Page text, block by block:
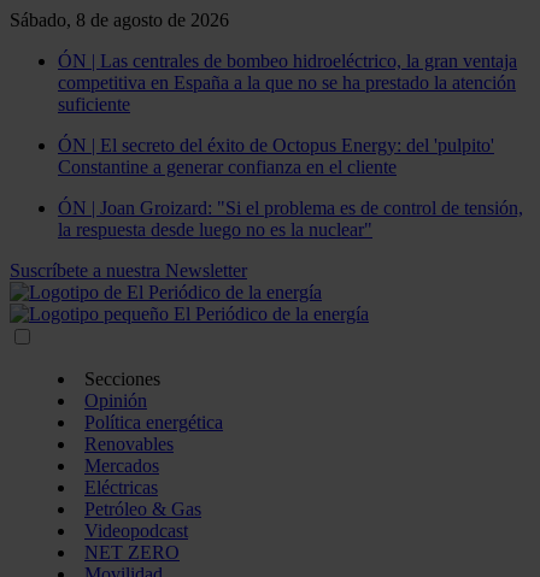
Sábado, 8 de agosto de 2026
ÓN | Las centrales de bombeo hidroeléctrico, la gran ventaja
competitiva en España a la que no se ha prestado la atención
suficiente
ÓN | El secreto del éxito de Octopus Energy: del 'pulpito'
Constantine a generar confianza en el cliente
ÓN | Joan Groizard: "Si el problema es de control de tensión,
la respuesta desde luego no es la nuclear"
Suscríbete a nuestra Newsletter
Secciones
Opinión
Política energética
Renovables
Mercados
Eléctricas
Petróleo & Gas
Videopodcast
NET ZERO